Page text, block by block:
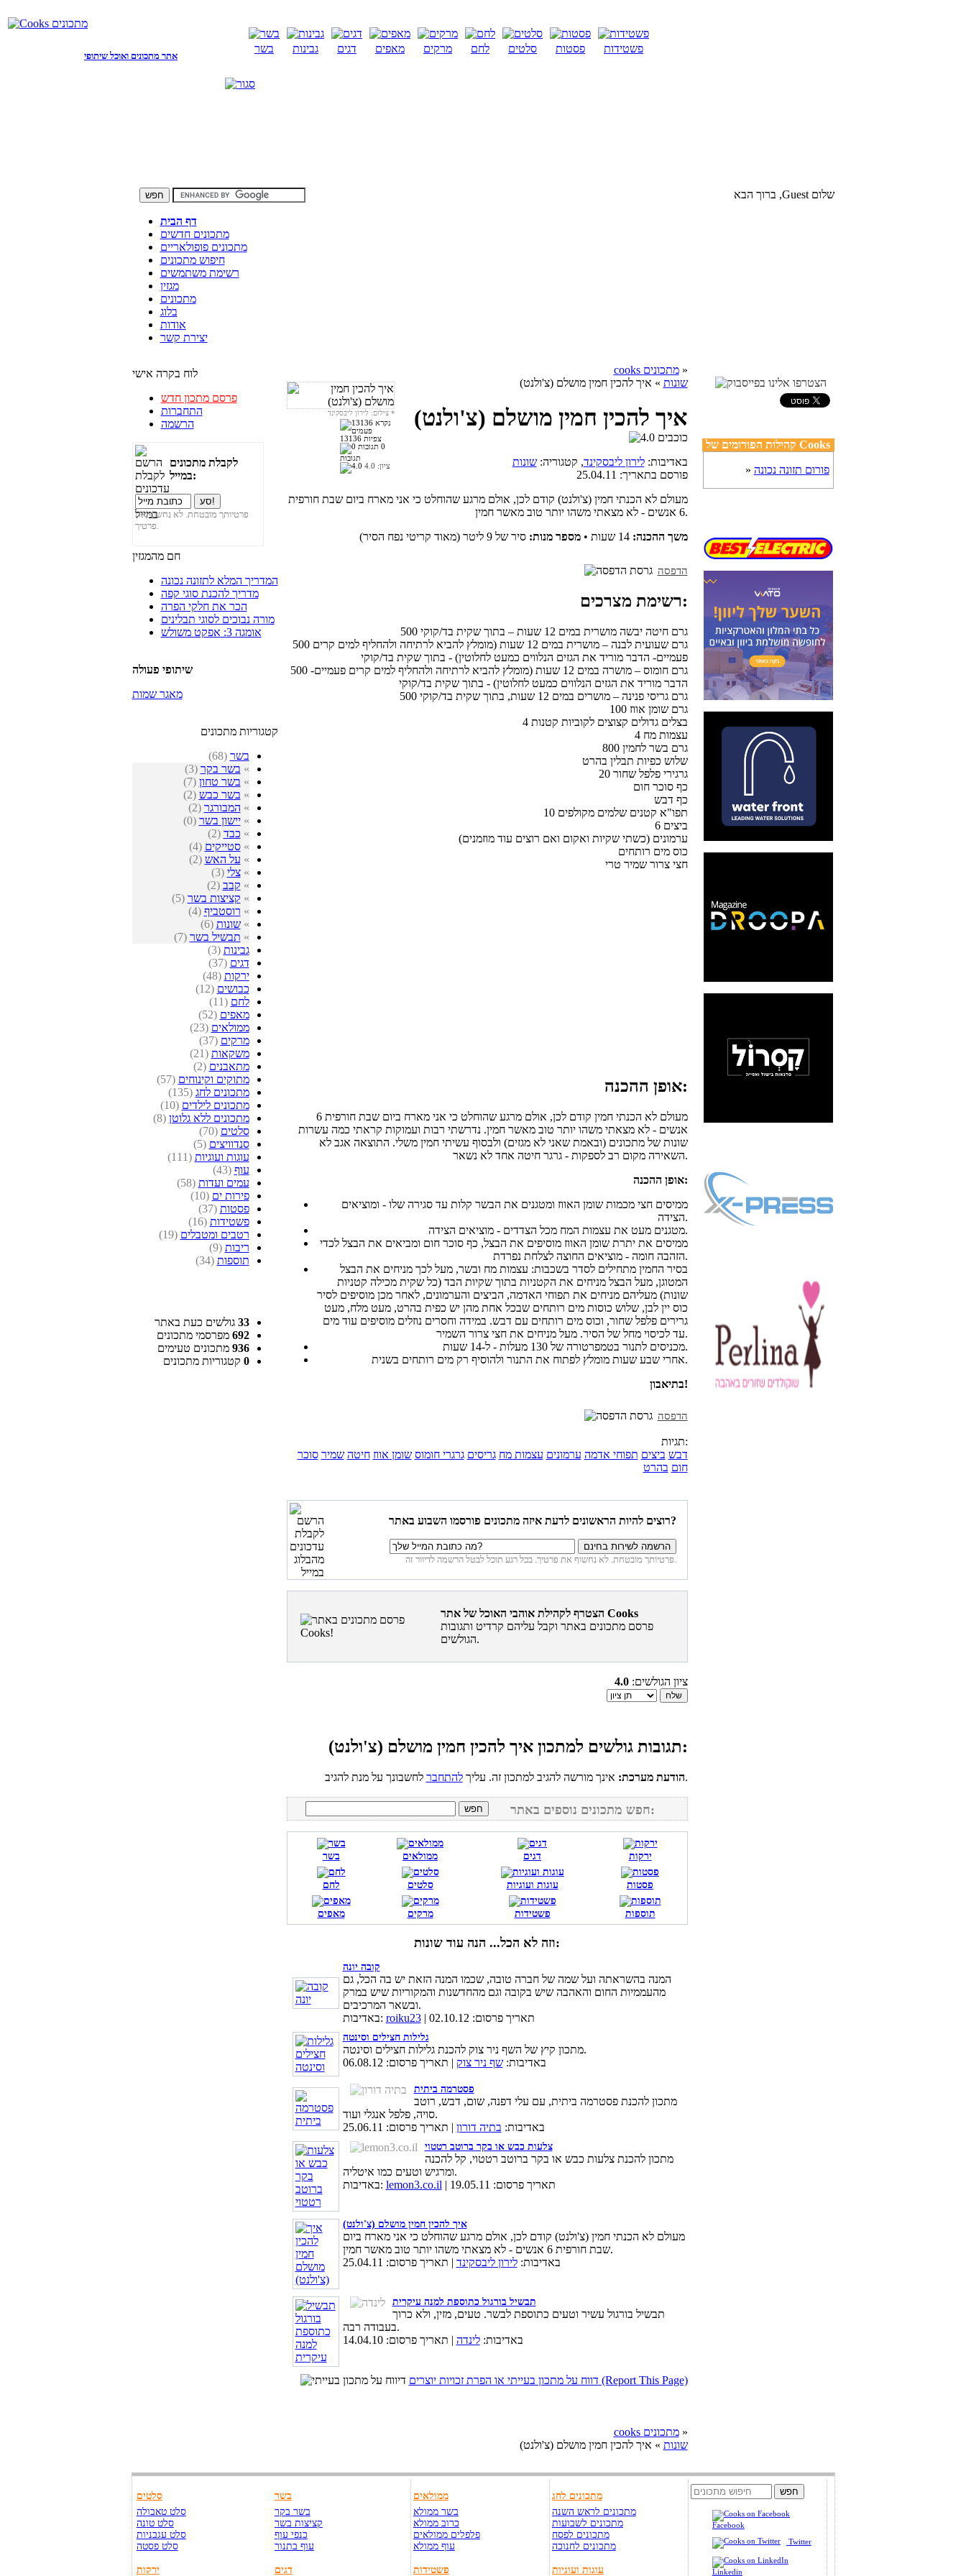
אתר מתכונים ואוכל שיתופי
בשר גבינות דגים מאפים מרקים לחם סלטים פסטות פשטידות
שלום Guest, ברוך הבא
דף הבית
מתכונים חדשים
מתכונים פופולאריים
חיפוש מתכונים
רשימת משתמשים
מגזין
מתכונים
בלוג
אודות
יצירת קשר
לוח בקרה אישי
פרסם מתכון חדש
התחברות
הרשמה
לקבלת מתכונים
במייל:
פרטיותך מובטחת. לא נחשוף את
פרטיך.
חם מהמגזין
המדריך המלא לתזונה נכונה
מדריך להכנת סוגי קפה
הכר את חלקי הפרה
מורה נבוכים לסוגי תבלינים
אומגה 3: אפקט משולש
שיתופי פעולה
מאגר שמות
קטגוריות מתכונים
בשר (68)
» בשר בקר (3)
» בשר טחון (7)
» בשר כבש (2)
» המבורגר (2)
»יישון בשר (0)
» כבד (2)
»סטייקים (4)
» על האש (2)
»צלי (3)
» קבב (2)
» קציצות בשר (5)
» רוסטביף (4)
»שונות (6)
» תבשיל בשר (7)
גבינות (3)
דגים (37)
ירקות (48)
כבושים (12)
לחם (11)
מאפים (52)
ממולאים (23)
מרקים (37)
משקאות (21)
מתאבנים (2)
מתוקים וקינוחים (57)
מתכונים לחג (135)
מתכונים לילדים (10)
מתכונים ללא גלוטן (8)
סלטים (70)
סנדוויצים (5)
עוגות ועוגיות (111)
עוף (43)
עמים ועדות (58)
פירות ים (10)
פסטות (37)
פשטידות (16)
רטבים ומטבלים (19)
ריבות (9)
תוספות (34)
33 גולשים כעת באתר
692 מפרסמי מתכונים
936 מתכונים טעימים
0 קטגוריות מתכונים
צילום: לירון ליבסקינד *
13136 צפיות
0
תגובות
ציון: 4.0
cooks מתכונים»
שונות » איך להכין חמין מושלם (צ'ולנט)
איך להכין חמין מושלם (צ'ולנט)
באדיבות:לירון ליבסקינד, קטגוריה:שונות
פורסם בתאריך: 25.04.11
מעולם לא הכנתי חמין (צ'ולנט) קודם לכן, אולם מרגע שהוחלט כי אני מארח ביום שבת חורפית
6 אנשים - לא מצאתי משהו יותר טוב מאשר חמין.
משך ההכנה: 14 שעות •מספר מנות: סיר של 9 ליטר (מאוד קריטי נפח הסיר)
הדפסה
רשימת מצרכים:
500 גרם חיטה יבשה מושרית במים 12 שעות – בתוך שקית בד/קוקי
500 גרם שעועית לבנה – מושרית במים 12 שעות (מומלץ להביא לרתיחה ולהחליף למים קרים
פעמיים- הדבר מוריד את הגזים הנלווים כמעט לחלוטין) - בתוך שקית בד/קוקי
500 גרם חומוס – מושרה במים 12 שעות (מומלץ להביא לרתיחה ולהחליף למים קרים פעמיים-
הדבר מוריד את הגזים הנלווים כמעט לחלוטין) - בתוך שקית בד/קוקי
500 גרם גריסי פנינה – מושרים במים 12 שעות, בתוך שקית בד/קוקי
100 גרם שומן אווז
4 בצלים גדולים קצוצים לקוביות קטנות
4 עצמות מח
800 גרם בשר לחמין
שלוש כפיות תבלין בהרט
20 גרגירי פלפל שחור
כף סוכר חום
כף דבש
10 תפו"א קטנים שלמים מקולפים
6 ביצים
ערמונים (כשתי שקיות ואקום ואם רוצים עוד מוזמנים)
כוס מים רותחים
חצי צרור שמיר טרי
אופן ההכנה:
מעולם לא הכנתי חמין קודם לכן, אולם מרגע שהוחלט כי אני מארח ביום שבת חורפית 6
אנשים - לא מצאתי משהו יותר טוב מאשר חמין. נדרשתי רבות ועמוקות קראתי כמה עשרות
שונות של מתכונים (ובאמת שאני לא מגזים) ולבסוף עשיתי חמין משלי. התוצאה אגב לא
השאירה מקום רב לספקות - גרגר חיטה אחד לא נשאר.
אופן ההכנה:
ממיסים חצי מכמות שומן האווז ומטגנים את הבשר קלות עד סגירה שלו - ומוציאים
הצידה.
מטגנים מעט את עצמות המח מכל הצדדים - מוציאים הצידה.
ממיסים את יתרת שומן האווז מוסיפים את הבצל, כף סוכר חום ומביאים את הבצל לכדי
הזהבה חומה - מוציאים החוצה לצלחת נפרדת.
בסיר החמין מתחילים לסדר בשכבות: עצמות מח ובשר, מעל לכך מניחים את הבצל
המטוגן, מעל הבצל מניחים את הקטניות בתוך שקיות הבד (כל שקית מכילה קטניות
שונות) מעליהם מניחים את תפוחי האדמה, הביצים והערמונים, לאחר מכן מוסיפים לסיר
כוס יין לבן, שלוש כוסות מים רותחים שבכל אחת מהן יש כפית בהרט, מעט מלח, מעט
גרירים פלפל שחור, וכוס מים רותחים עם דבש. במידה וחסרים נוזלים מוסיפים עוד מים
עד לכיסוי מחל של הסיר. מעל מניחים את חצי צרור השמיר.
מכניסים לתנור בטמפרטורה של 130 מעלות - ל-14 שעות.
אחרי שבע שעות מומלץ לפתוח את התנור ולהוסיף רק מים רותחים בשנית.
בתיאבון!
הדפסה
תגיות:
דבש ביצים תפוחי אדמה ערמונים עצמות מח גריסים גרגרי חומוס שומן אווז חיטה שמיר סוכר
חום בהרט
רוצים להיות הראשונים לדעת איזה מתכונים פורסמו השבוע באתר?
פרטיותך מובטחת. לא נחשוף את פרטיך. בכל רגע תוכל לבטל הרשמה לדיוור זה.
הצטרף לקהילת אוהבי האוכל של אתר Cooks
פרסם מתכונים באתר וקבל עליהם קרדיט ותגובות
הגולשים.
ציון הגולשים:4.0
תגובות גולשים למתכון איך להכין חמין מושלם (צ'ולנט):
הודעת מערכת: אינך מורשה להגיב למתכון זה. עליךלהתחבר לחשבונך על מנת להגיב.
חפש מתכונים נוספים באתר:
בשר ממולאים דגים ירקות
לחם סלטים עוגות ועוגיות פסטות
מאפים מרקים פשטידות תוספות
וזה לא הכל... הנה עוד שונות:
קובה יונה
המנה בהשראתה ועל שמה של חברה טובה, שכמו המנה הזאת יש בה הכל, גם
מהעממיות החום והאהבה שיש בקובה וגם מהחדשנות והמקוריות שיש במרק
ובשאר המרכיבים.
באדיבות: roiku23 | תאריך פרסום: 02.10.12
גלילות חצילים וסינטה
מתכון קיץ של השף ניר צוק להכנת גלילות חצילים וסינטה.
באדיבות:שף ניר צוק | תאריך פרסום: 06.08.12
פסטרמה ביתית
מתכון להכנת פסטרמה ביתית, עם עלי דפנה, שום, דבש, רוטב
סויה, פלפל אנגלי ועוד.
באדיבות: בתיה דורון | תאריך פרסום: 25.06.11
צלעות כבש או בקר ברוטב רטטוי
מתכון להכנת צלעות כבש או בקר ברוטב רטטוי, קל להכנה
ומרגיש וטעים כמו איטליה.
באדיבות: lemon3.co.il | תאריך פרסום: 19.05.11
איך להכין חמין מושלם (צ'ולנט)
מעולם לא הכנתי חמין (צ'ולנט) קודם לכן, אולם מרגע שהוחלט כי אני מארח ביום
שבת חורפית 6 אנשים - לא מצאתי משהו יותר טוב מאשר חמין.
באדיבות:לירון ליבסקינד | תאריך פרסום: 25.04.11
תבשיל בורגול כתוספת למנה עיקרית
תבשיל בורגול עשיר וטעים כתוספת לבשר. טעים, מזין, ולא כרוך
בעבודה רבה.
באדיבות:לינדה | תאריך פרסום: 14.04.10
דווח על מתכון בעייתי או הפרת זכויות יוצרים (Report This Page)
cooks מתכונים»
שונות » איך להכין חמין מושלם (צ'ולנט)
קהילות הפורומים של Cooks
» פורום תזונה נכונה
סלטים
סלט טאבולה
סלט טונה
סלט עגבניות
סלט פסטה
ירקות
בשר
בשר בקר
קציצות בשר
כנפי עוף
עוף בתנור
דגים
ממולאים
בשר ממולא
כרוב ממולא
פלפלים ממולאים
עוף ממולא
פשטידות
מתכונים לחג
מתכונים לראש השנה
מתכונים לשבועות
מתכונים לפסח
מתכונים לחנוכה
עוגות ועוגיות
Facebook
Twitter
Linkedin